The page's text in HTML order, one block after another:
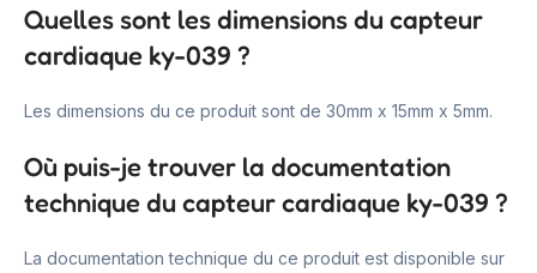
Quelles sont les dimensions du capteur
cardiaque ky-039 ?
Les dimensions du ce produit sont de 30mm x 15mm x 5mm.
Où puis-je trouver la documentation
technique du capteur cardiaque ky-039 ?
La documentation technique du ce produit est disponible sur